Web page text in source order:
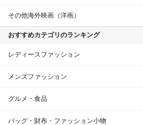
その他海外映画（洋画）
おすすめカテゴリのランキング
レディースファッション
メンズファッション
グルメ・食品
バッグ・財布・ファッション小物